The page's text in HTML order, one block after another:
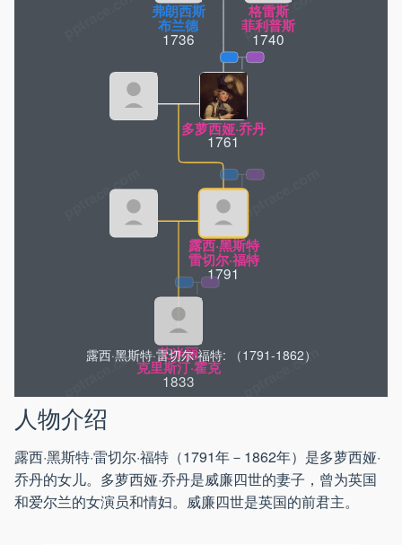
露西·黑斯特
雷切尔·福特
1791
艾米丽
克里斯汀·霍克
1833
多萝西娅·乔丹
1761
弗朗西斯
布兰德
1736
格雷斯
菲利普斯
1740
露西·黑斯特·雷切尔·福特: （1791-1862）
人物介绍
露西·黑斯特·雷切尔·福特（1791年－1862年）是多萝西娅·
乔丹的女儿。多萝西娅·乔丹是威廉四世的妻子，曾为英国
和爱尔兰的女演员和情妇。威廉四世是英国的前君主。